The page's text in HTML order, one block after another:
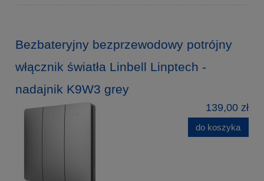
Bezbateryjny bezprzewodowy potrójny
włącznik światła Linbell Linptech -
nadajnik K9W3 grey
139,00 zł
do koszyka